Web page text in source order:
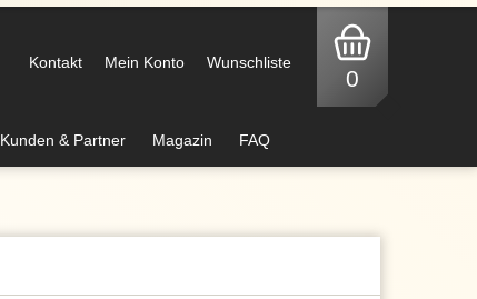
Kontakt Mein Konto Wunschliste
0
Kunden & Partner Magazin FAQ